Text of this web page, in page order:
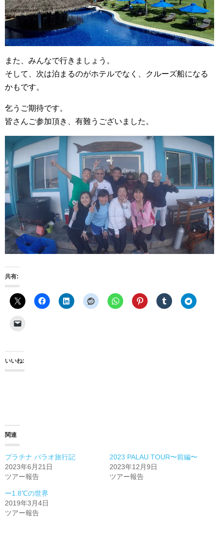
また、みんなで行きましょう。
そして、次は泊まるのがホテルでなく、クルーズ船になる
かもです。
乞うご期待です。
皆さんご参加頂き、有難うございました。
共有:
いいね:
関連
プラチナ パラオ旅行記
2023年6月21日
ツアー報告
2023 PALAU TOUR〜前編〜
2023年12月9日
ツアー報告
ー1.8℃の世界
2019年3月4日
ツアー報告